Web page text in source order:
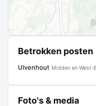
Betrokken posten
Ulvenhout Midden en West-
Foto's & media